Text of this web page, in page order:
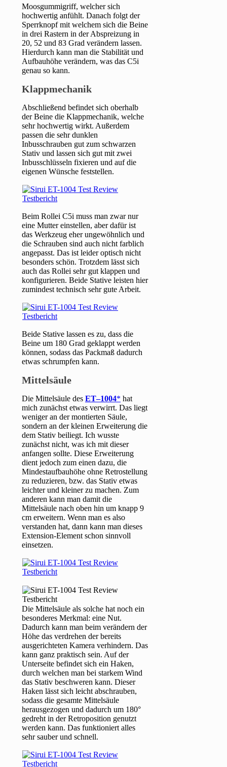
Moosgummigriff, welcher sich
hochwertig anfühlt. Danach folgt der
Sperrknopf mit welchem sich die Beine
in drei Rastern in der Abspreizung in
20, 52 und 83 Grad verändern lassen.
Hierdurch kann man die Stabilität und
Aufbauhöhe verändern, was das C5i
genau so kann.
Klappmechanik
Abschließend befindet sich oberhalb
der Beine die Klappmechanik, welche
sehr hochwertig wirkt. Außerdem
passen die sehr dunklen
Inbusschrauben gut zum schwarzen
Stativ und lassen sich gut mit zwei
Inbusschlüsseln fixieren und auf die
eigenen Wünsche feststellen.
Beim Rollei C5i muss man zwar nur
eine Mutter einstellen, aber dafür ist
das Werkzeug eher ungewöhnlich und
die Schrauben sind auch nicht farblich
angepasst. Das ist leider optisch nicht
besonders schön. Trotzdem lässt sich
auch das Rollei sehr gut klappen und
konfigurieren. Beide Stative leisten hier
zumindest technisch sehr gute Arbeit.
Beide Stative lassen es zu, dass die
Beine um 180 Grad geklappt werden
können, sodass das Packmaß dadurch
etwas schrumpfen kann.
Mittelsäule
Die Mittelsäule desET–1004
hat
mich zunächst etwas verwirrt. Das liegt
weniger an der montierten Säule,
sondern an der kleinen Erweiterung die
dem Stativ beiliegt. Ich wusste
zunächst nicht, was ich mit dieser
anfangen sollte. Diese Erweiterung
dient jedoch zum einen dazu, die
Mindestaufbauhöhe ohne Retrostellung
zu reduzieren, bzw. das Stativ etwas
leichter und kleiner zu machen. Zum
anderen kann man damit die
Mittelsäule nach oben hin um knapp 9
cm erweitern. Wenn man es also
verstanden hat, dann kann man dieses
Extension-Element schon sinnvoll
einsetzen.
Die Mittelsäule als solche hat noch ein
besonderes Merkmal: eine Nut.
Dadurch kann man beim verändern der
Höhe das verdrehen der bereits
ausgerichteten Kamera verhindern. Das
kann ganz praktisch sein. Auf der
Unterseite befindet sich ein Haken,
durch welchen man bei starkem Wind
das Stativ beschweren kann. Dieser
Haken lässt sich leicht abschrauben,
sodass die gesamte Mittelsäule
herausgezogen und dadurch um 180°
gedreht in der Retroposition genutzt
werden kann. Das funktioniert alles
sehr sauber und schnell.